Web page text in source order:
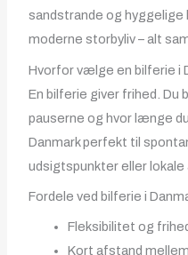
sandstrande og
moderne storbyliv – alt
Hvorfor vælge en bilferie i
En bilferie giver frihed. Du
pauserne og hvor længe
Danmark perfekt til
udsigtspunkter eller lokale
Fordele ved bilferie i
Fleksibilitet og
Kort afstand